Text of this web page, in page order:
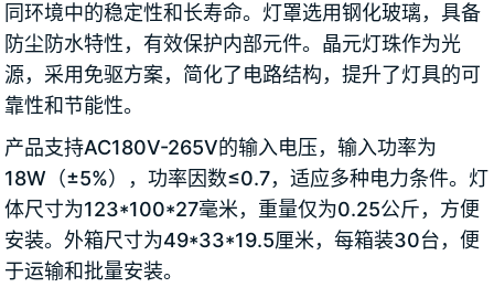
同环境中的稳定性和长寿命。灯罩选用钢化玻璃，具备
防尘防水特性，有效保护内部元件。晶元灯珠作为光
源，采用免驱方案，简化了电路结构，提升了灯具的可
靠性和节能性。
产品支持AC180V-265V的输入电压，输入功率为
18W（±5%），功率因数≤0.7，适应多种电力条件。灯
体尺寸为123*100*27毫米，重量仅为0.25公斤，方便
安装。外箱尺寸为49*33*19.5厘米，每箱装30台，便
于运输和批量安装。